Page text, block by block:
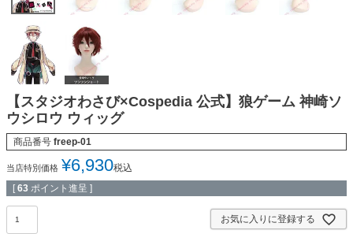
【スタジオわさび×Cospedia 公式】狼ゲーム 神崎ソ
ウシロウ ウィッグ
商品番号 freep-01
当店特別価格 ¥6,930税込
[ 63 ポイント進呈 ]
お気に入りに登録する